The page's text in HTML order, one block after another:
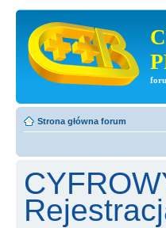
Strona główna forum